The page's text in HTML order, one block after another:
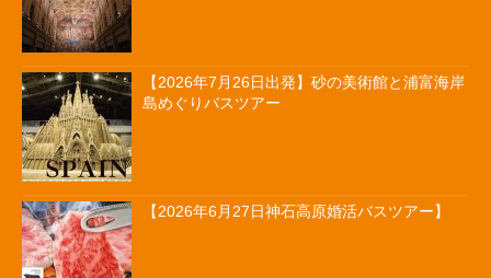
【2026年7月26日出発】砂の美術館と浦富海岸
島めぐりバスツアー
【2026年6月27日神石高原婚活バスツアー】